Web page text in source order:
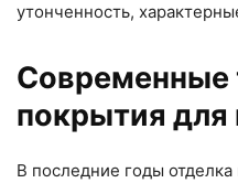
утонченность,
Современные
покрытия
В последние годы